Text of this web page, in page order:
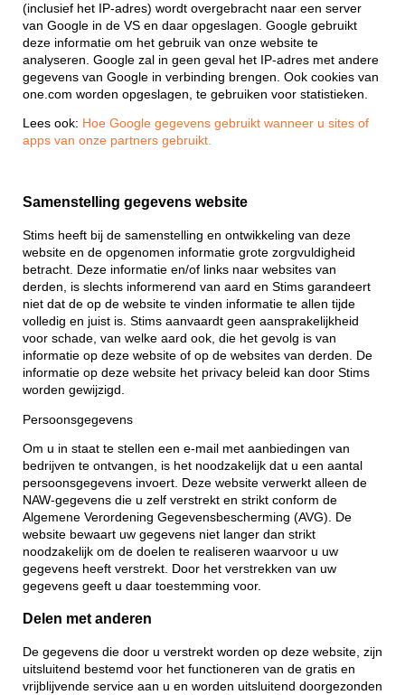
(inclusief het IP-adres) wordt overgebracht naar een server
van Google in de VS en daar opgeslagen. Google gebruikt
deze informatie om het gebruik van onze website te
analyseren. Google zal in geen geval het IP-adres met andere
gegevens van Google in verbinding brengen. Ook cookies van
one.com worden opgeslagen, te gebruiken voor statistieken.
Lees ook: Hoe Google gegevens gebruikt wanneer u sites of
apps van onze partners gebruikt.
Samenstelling gegevens website
Stims heeft bij de samenstelling en ontwikkeling van deze
website en de opgenomen informatie grote zorgvuldigheid
betracht. Deze informatie en/of links naar websites van
derden, is slechts informerend van aard en Stims garandeert
niet dat de op de website te vinden informatie te allen tijde
volledig en juist is. Stims aanvaardt geen aansprakelijkheid
voor schade, van welke aard ook, die het gevolg is van
informatie op deze website of op de websites van derden. De
informatie op deze website het privacy beleid kan door Stims
worden gewijzigd.
Persoonsgegevens
Om u in staat te stellen een e-mail met aanbiedingen van
bedrijven te ontvangen, is het noodzakelijk dat u een aantal
persoonsgegevens invoert. Deze website verwerkt alleen de
NAW-gegevens die u zelf verstrekt en strikt conform de
Algemene Verordening Gegevensbescherming (AVG). De
website bewaart uw gegevens niet langer dan strikt
noodzakelijk om de doelen te realiseren waarvoor u uw
gegevens heeft verstrekt. Door het verstrekken van uw
gegevens geeft u daar toestemming voor.
Delen met anderen
De gegevens die door u verstrekt worden op deze website, zijn
uitsluitend bestemd voor het functioneren van de gratis en
vrijblijvende service aan u en worden uitsluitend doorgezonden